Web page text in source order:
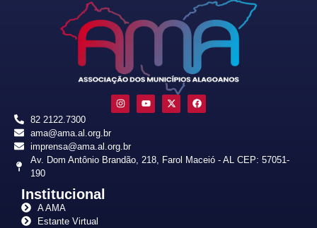
82 2122.7300
ama@ama.al.org.br
imprensa@ama.al.org.br
Av. Dom Antônio Brandão, 218, Farol Maceió - AL CEP: 57051-
190
Institucional
A AMA
Estante Virtual